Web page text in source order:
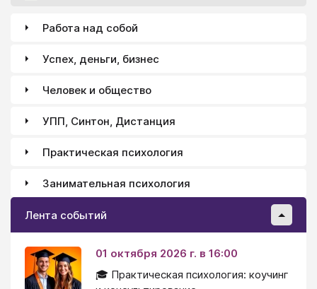
Работа над собой
Успех, деньги, бизнес
Человек и общество
УПП, Синтон, Дистанция
Практическая психология
Занимательная психология
Лента событий
01 октября 2026 г. в 16:00
🎓 Практическая психология: коучинг